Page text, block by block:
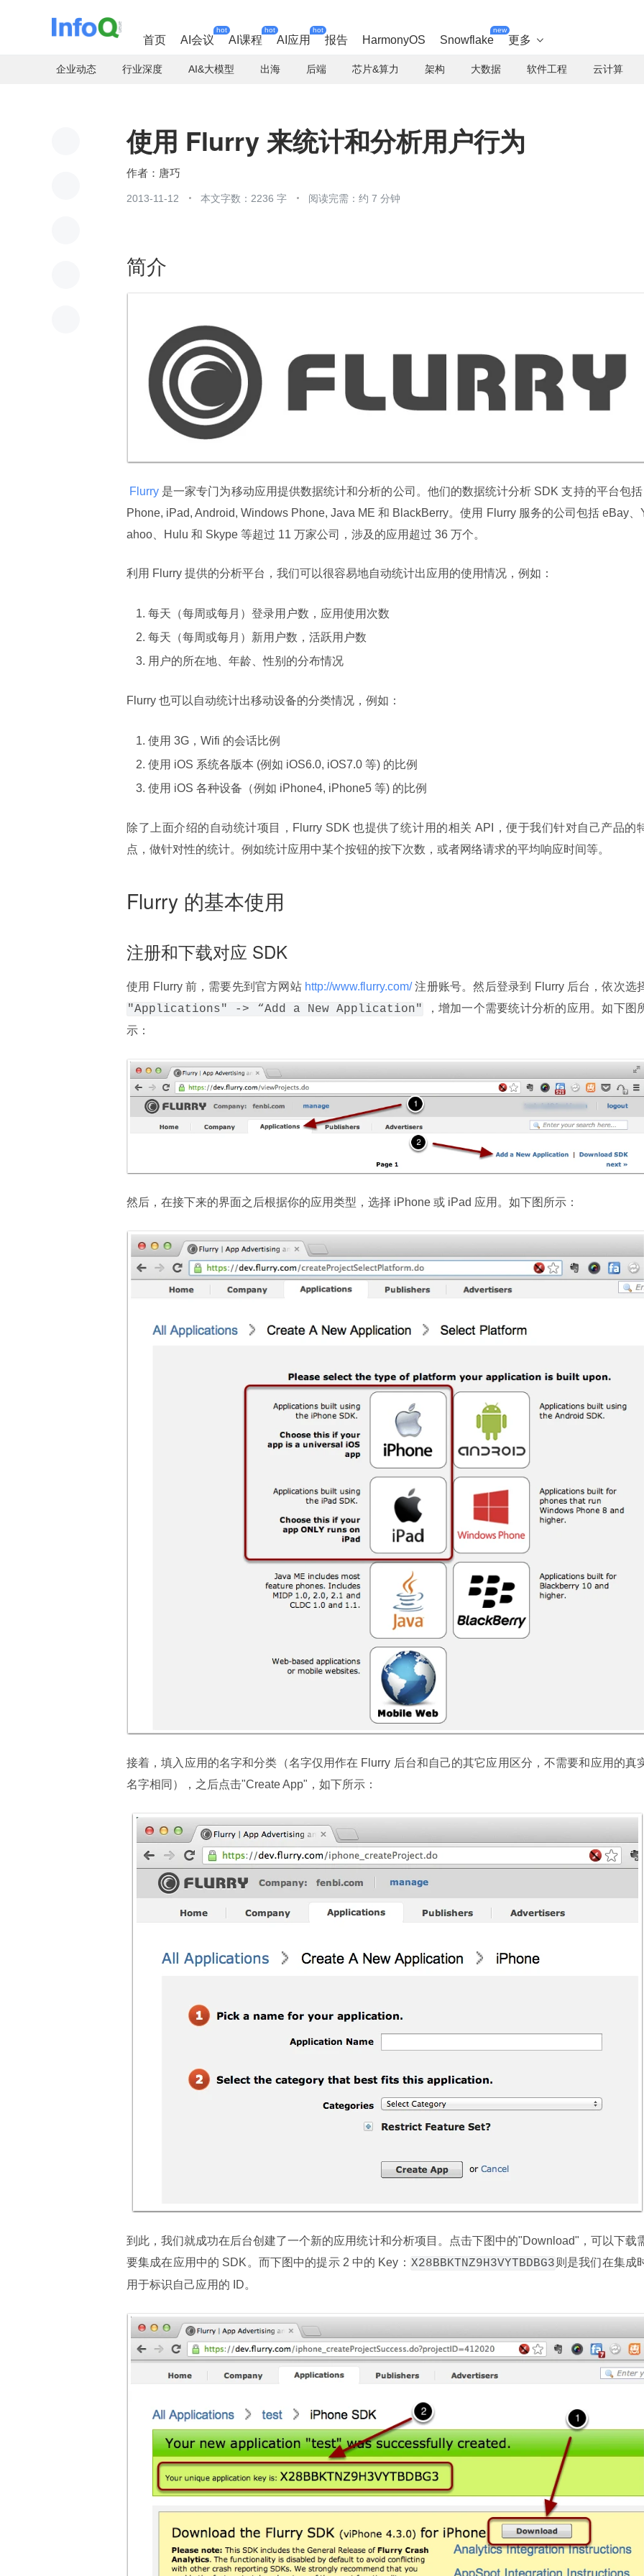
首页 AI会议
hot
AI课程
hot
AI应用
hot
报告 HarmonyOS Snowflake
new
更多 
企业动态 行业深度 AI&大模型 出海 后端 芯片&算力 架构 大数据 软件工程 云计算
使用 Flurry 来统计和分析用户行为
唐巧
2013-11-12 本文字数：2236 字 阅读完需：约 7 分钟
简介
Flurry 是一家专门为移动应用提供数据统计和分析的公司。他们的数据统计分析 SDK 支持的平台包
Phone, iPad, Android, Windows Phone, Java ME 和 BlackBerry。使用 Flurry 服务的公司包括 eBay、
ahoo、Hulu 和 Skype 等超过 11 万家公司，涉及的应用超过 36 万个。
利用 Flurry 提供的分析平台，我们可以很容易地自动统计出应用的使用情况，例如：
每天（每周或每月）登录用户数，应用使用次数
每天（每周或每月）新用户数，活跃用户数
用户的所在地、年龄、性别的分布情况
Flurry 也可以自动统计出移动设备的分类情况，例如：
使用 3G，Wifi 的会话比例
使用 iOS 系统各版本 (例如 iOS6.0, iOS7.0 等) 的比例
使用 iOS 各种设备（例如 iPhone4, iPhone5 等) 的比例
除了上面介绍的自动统计项目，Flurry SDK 也提供了统计用的相关 API，便于我们针对自己产品的
点，做针对性的统计。例如统计应用中某个按钮的按下次数，或者网络请求的平均响应时间等。
Flurry 的基本使用
注册和下载对应 SDK
使用 Flurry 前，需要先到官方网站 http://www.flurry.com/
"Applications" -> “Add a New Application"
，增加一个需要统计分析的应用。如下图
示：
然后，在接下来的界面之后根据你的应用类型，选择 iPhone 或 iPad 应用。如下图所示：
接着，填入应用的名字和分类（名字仅用作在 Flurry 后台和自己的其它应用区分，不需要和应用的真
名字相同），之后点击"Create App"，如下所示：
到此，我们就成功在后台创建了一个新的应用统计和分析项目。点击下图中的"Download"，可以下载
要集成在应用中的 SDK。而下图中的提示 2 中的 Key： X28BBKTNZ9H3VYTBDBG3 则是我们在集成
用于标识自己应用的 ID。